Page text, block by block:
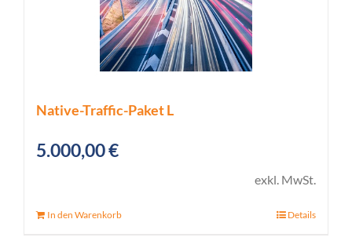
Native-Traffic-Paket L
5.000,00€
exkl. MwSt.
In den Warenkorb Details